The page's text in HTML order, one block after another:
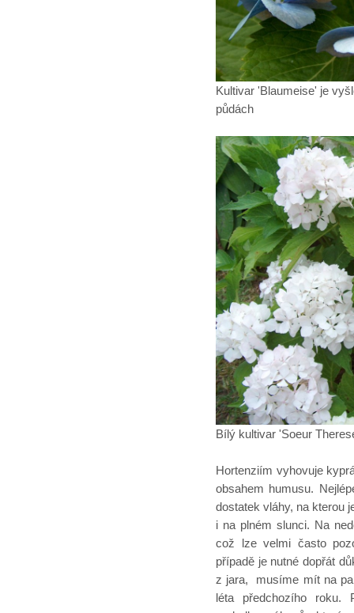
Kultivar 'Blaumeise' je
půdách
Bílý kultivar 'Soeur
Hortenziím vyhovuje
obsahem humusu.
dostatek vláhy, na kterou
i na plném slunci. Na
což lze velmi často
případě je nutné dopřát
z jara, musíme mít na
léta předchozího roku.